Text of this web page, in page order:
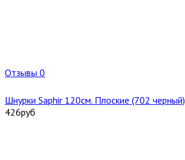
Отзывы 0
Шнурки Saphir 120см. Плоские (702 черный)
426руб